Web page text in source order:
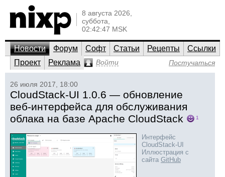
8 августа 2026,
суббота,
02:42:47 MSK
Новости Форум Софт Статьи Рецепты
Ссылки
Проект
Реклама Войти Постучаться
26 июля 2017, 18:00
CloudStack-UI 1.0.6 — обновление
веб-интерфейса для обслуживания
облака на базе Apache CloudStack
1
Интерфейс
CloudStack-UI
Иллюстрация с
сайта GitHub